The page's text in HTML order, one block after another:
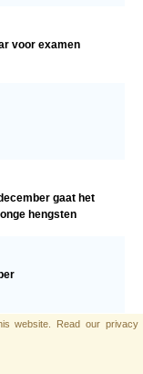
voor examen
gaat het
hengsten
website. Read our privacy